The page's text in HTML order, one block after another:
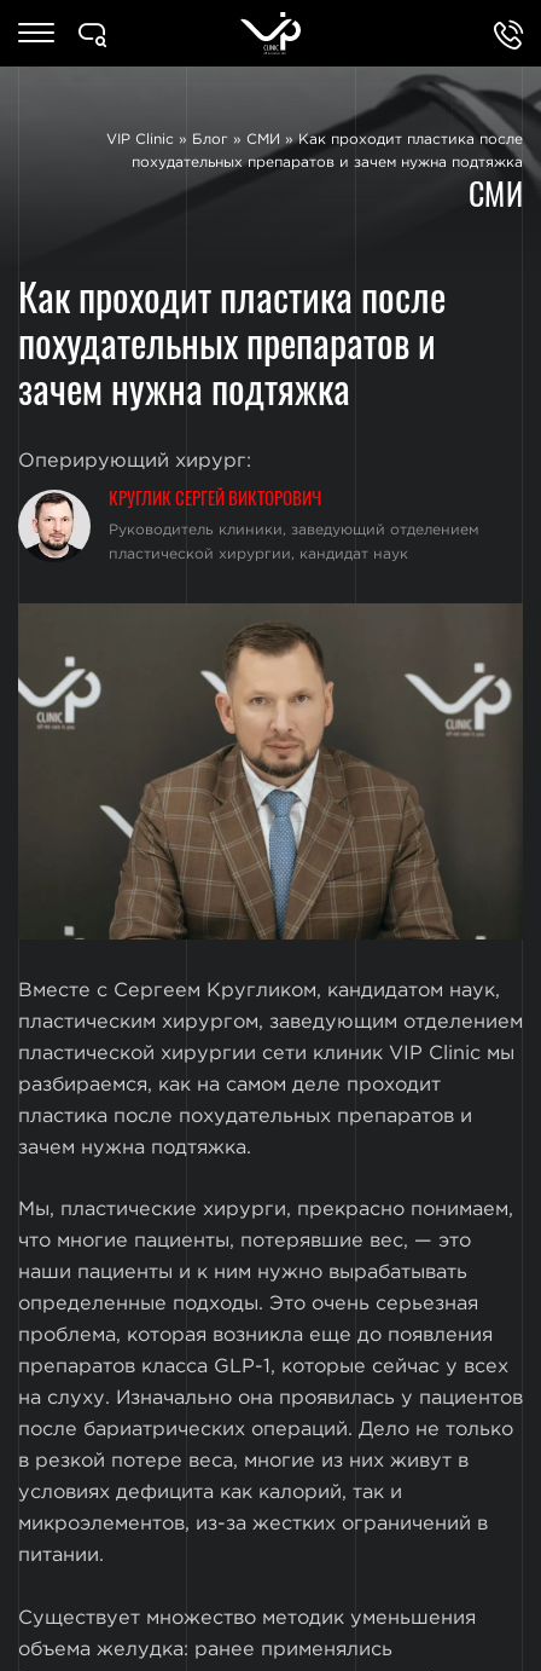
VIP Clinic » Блог » СМИ »Как проходит пластика после
похудательных препаратов и зачем нужна подтяжка
СМИ
Как проходит пластика после
похудательных препаратов и
зачем нужна подтяжка
Оперирующий хирург:
КРУГЛИК СЕРГЕЙ ВИКТОРОВИЧ
Руководитель клиники, заведующий отделением
пластической хирургии, кандидат наук
Вместе с Сергеем Кругликом, кандидатом наук,
пластическим хирургом, заведующим отделением
пластической хирургии сети клиник VIP Clinic мы
разбираемся, как на самом деле проходит
пластика после похудательных препаратов и
зачем нужна подтяжка.
Мы, пластические хирурги, прекрасно понимаем,
что многие пациенты, потерявшие вес, — это
наши пациенты и к ним нужно вырабатывать
определенные подходы. Это очень серьезная
проблема, которая возникла еще до появления
препаратов класса GLP-1, которые сейчас у всех
на слуху. Изначально она проявилась у пациентов
после бариатрических операций. Дело не только
в резкой потере веса, многие из них живут в
условиях дефицита как калорий, так и
микроэлементов, из-за жестких ограничений в
питании.
Существует множество методик уменьшения
объема желудка: ранее применялись